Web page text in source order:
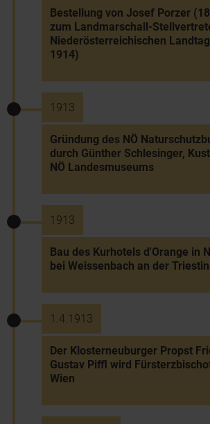
Bestellung von Josef Porzer
zum Landmarschall-
Niederösterreichischen
1914)
1913
Gründung des NÖ
durch Günther Schlesinger,
NÖ Landesmuseums
1913
Bau des Kurhotels d'Orange in
bei Weissenbach an der
1.4.1913
Der Klosterneuburger Propst
Gustav Piffl wird
Wien